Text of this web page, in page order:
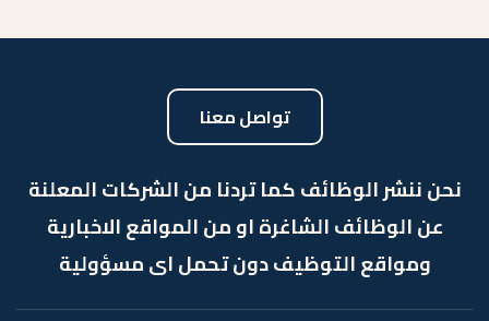
تواصل معنا
نحن ننشر الوظائف كما تردنا من الشركات المعلنة
عن الوظائف الشاغرة او من المواقع الاخبارية
ومواقع التوظيف دون تحمل اى مسؤولية